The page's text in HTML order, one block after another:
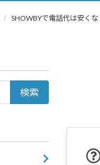
SHOWBYで電話代は安くな